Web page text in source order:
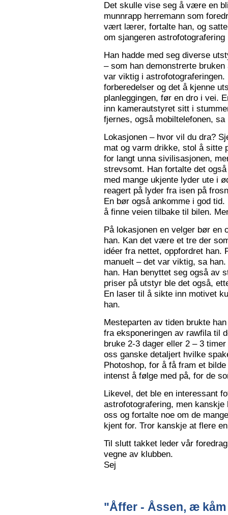
Det skulle vise seg å være en
munnrapp herremann som
vært lærer, fortalte han, og
om sjangeren astrofotografering
Han hadde med seg diverse
– som han demonstrerte
var viktig i
forberedelser og det å kjenne
planleggingen, før en dro i vei.
inn kamerautstyret sitt i
fjernes, også mobiltelefonen, sa
Lokasjonen – hvor vil du dra?
mat og varm drikke, stol å
for langt unna sivilisasjonen,
strevsomt. Han fortalte det
med mange ukjente lyder ute i
reagert på lyder fra isen på
En bør også ankomme i god
å finne veien tilbake til bilen.
På lokasjonen en velger bør en
han. Kan det være et tre der
idéer fra nettet, oppfordret han.
manuelt – det var viktig, sa
han. Han benyttet seg også av
priser på utstyr ble det også,
En laser til å sikte inn motivet
han.
Mesteparten av tiden brukte
fra eksponeringen av rawfila til
bruke 2-3 dager eller 2 – 3
oss ganske detaljert hvilke
Photoshop, for å få fram et
intenst å følge med på, for de
Likevel, det ble en interessant
astrofotografering, men
oss og fortalte noe om de
kjent for. Tror kanskje at flere
Til slutt takket leder vår
vegne av klubben.
Sej
"Åffer - Åssen, æ